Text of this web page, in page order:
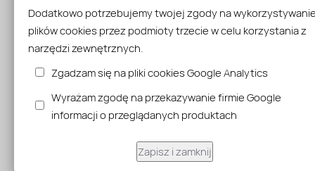
Dodatkowo potrzebujemy twojej zgody na
plików cookies przez podmioty trzecie w celu korzystania z
narzędzi zewnętrznych.
Zgadzam się na pliki cookies Google Analytics
Wyrażam zgodę na przekazywanie firmie Google
informacji o przeglądanych produktach
Zapisz i zamknij
Profil łączący H6 z poliwęglanu 3,00 m